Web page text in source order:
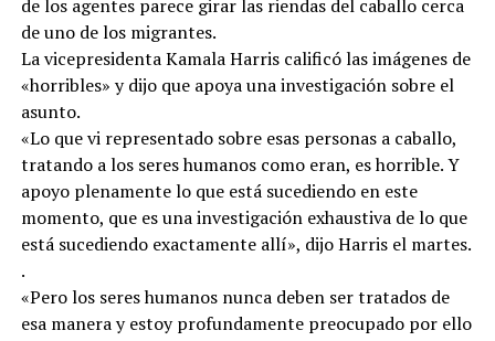
de los agentes parece girar las riendas del caballo cerca
de uno de los migrantes.
La vicepresidenta Kamala Harris calificó las imágenes de
«horribles» y dijo que apoya una investigación sobre el
asunto.
«Lo que vi representado sobre esas personas a caballo,
tratando a los seres humanos como eran, es horrible. Y
apoyo plenamente lo que está sucediendo en este
momento, que es una investigación exhaustiva de lo que
está sucediendo exactamente allí», dijo Harris el martes.
.
«Pero los seres humanos nunca deben ser tratados de
esa manera y estoy profundamente preocupado por ello